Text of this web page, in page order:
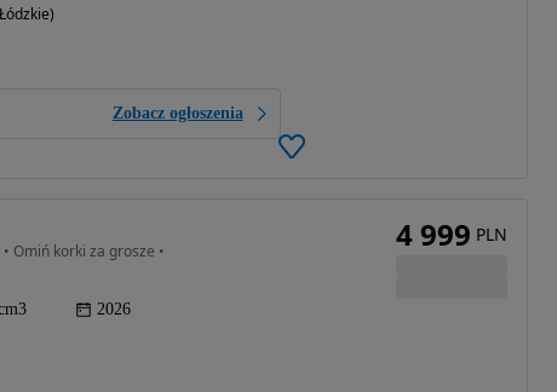
Zobacz ogłoszenia
Omiń korki za grosze •
2026
4 999 PLN